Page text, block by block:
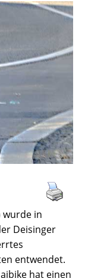
wurde in
Deisinger
entwendet.
hat einen